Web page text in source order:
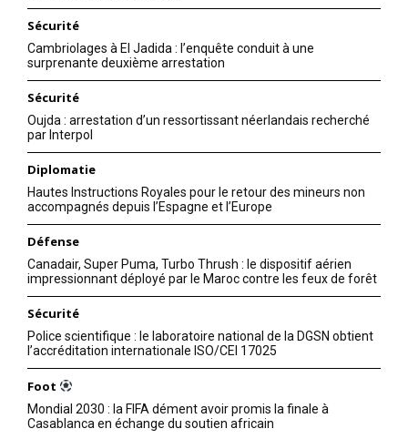
Sécurité
Cambriolages à El Jadida : l’enquête conduit à une
surprenante deuxième arrestation
Sécurité
Oujda : arrestation d’un ressortissant néerlandais recherché
par Interpol
Diplomatie
Hautes Instructions Royales pour le retour des mineurs non
accompagnés depuis l’Espagne et l’Europe
Défense
Canadair, Super Puma, Turbo Thrush : le dispositif aérien
impressionnant déployé par le Maroc contre les feux de forêt
Sécurité
Police scientifique : le laboratoire national de la DGSN obtient
l’accréditation internationale ISO/CEI 17025
Foot
Mondial 2030 : la FIFA dément avoir promis la finale à
Casablanca en échange du soutien africain